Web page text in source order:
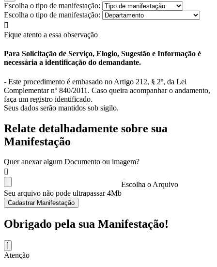
Escolha o tipo de manifestação:
Escolha o tipo de manifestação:
Fique atento a essa observação
Para Solicitação de Serviço, Elogio, Sugestão e Informação é
necessária a identificação do demandante.
- Este procedimento é embasado no Artigo 212, § 2º, da Lei
Complementar nº 840/2011. Caso queira acompanhar o andamento,
faça um registro identificado.
Seus dados serão mantidos sob sigilo.
Relate detalhadamente sobre sua
Manifestação
Quer anexar algum Documento ou imagem?
Escolha o Arquivo
Seu arquivo não pode ultrapassar 4Mb
Cadastrar Manifestação
Obrigado pela sua Manifestação!
Atenção